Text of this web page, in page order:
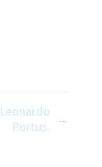
Portus.